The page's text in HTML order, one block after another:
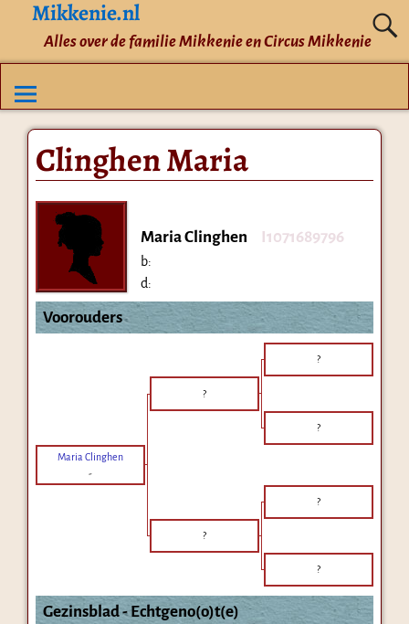
Mikkenie.nl
Alles over de familie Mikkenie en Circus Mikkenie
Clinghen Maria
Maria Clinghen I1071689796
b:
d:
Voorouders
?
?
?
Maria Clinghen
-
?
?
?
Gezinsblad - Echtgeno(o)t(e)